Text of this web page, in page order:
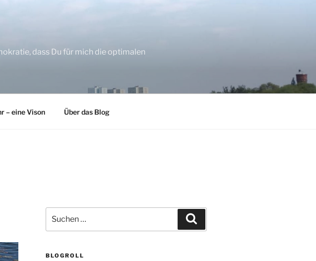
dass Du für mich die optimalen
– eine Vison Über das Blog
nach:
BLOGROLL